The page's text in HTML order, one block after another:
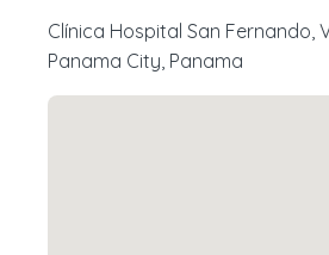
Clínica Hospital San Fernando,
Panama City, Panama